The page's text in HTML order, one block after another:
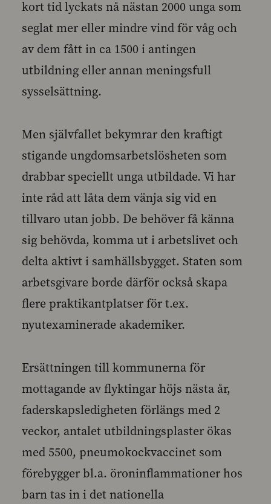
kort tid lyckats nå nästan 2000 unga som
seglat mer eller mindre vind för våg och
av dem fått in ca 1500 i antingen
utbildning eller annan meningsfull
sysselsättning.
Men självfallet bekymrar den kraftigt
stigande ungdomsarbetslösheten som
drabbar speciellt unga utbildade. Vi har
inte råd att låta dem vänja sig vid en
tillvaro utan jobb. De behöver få känna
sig behövda, komma ut i arbetslivet och
delta aktivt i samhällsbygget. Staten som
arbetsgivare borde därför också skapa
flere praktikantplatser för t.ex.
nyutexaminerade akademiker.
Ersättningen till kommunerna för
mottagande av flyktingar höjs nästa år,
faderskapsledigheten förlängs med 2
veckor, antalet utbildningsplaster ökas
med 5500, pneumokockvaccinet som
förebygger bl.a. öroninflammationer hos
barn tas in i det nationella